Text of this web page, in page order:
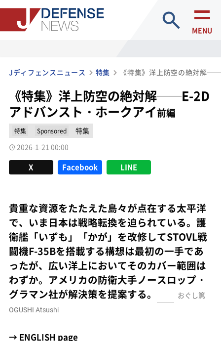
site search
MENU
Jディフェンスニュース 特集
《特集》洋上防空の絶対解──E-2D
アドバンスト・ホークアイ前編
特集 Sponsored
特集
2026-1-21 00:00
X Facebook LINE
貴重な資源をたたえた島々が点在する太平洋
で、いま日本は戦略転換を迫られている。護
衛艦「いずも」「かが」を改修してSTOVL戦
闘機F-35Bを搭載する構想は最初の一手であ
ったが、広い洋上においてそのカバー範囲は
わずか。アメリカの防衛大手ノースロップ・
グラマン社が解決策を提案する。
おぐし篤
OGUSHI Atsushi
→ ENGLISH page